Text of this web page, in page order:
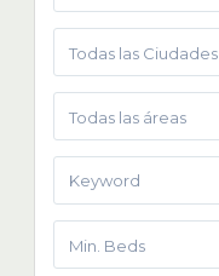
Todas las Ciudades
Todas las áreas
Min. Beds